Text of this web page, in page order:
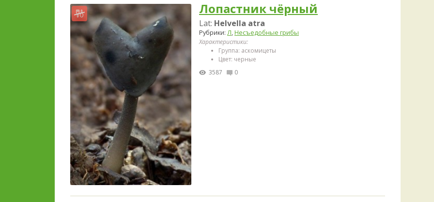
Лопастник чёрный
Lat: Helvella atra
Рубрики: Л,Несъедобные грибы
Характеристики:
Группа: аскомицеты
Цвет: черные
3587
0